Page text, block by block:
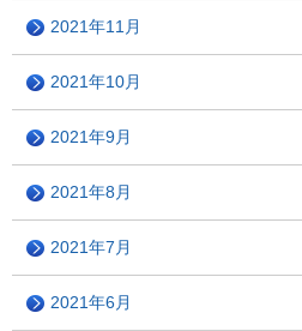
2021年11月
2021年10月
2021年9月
2021年8月
2021年7月
2021年6月